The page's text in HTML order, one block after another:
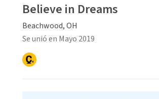
Believe in Dreams
Beachwood, OH
Se unió en Mayo 2019